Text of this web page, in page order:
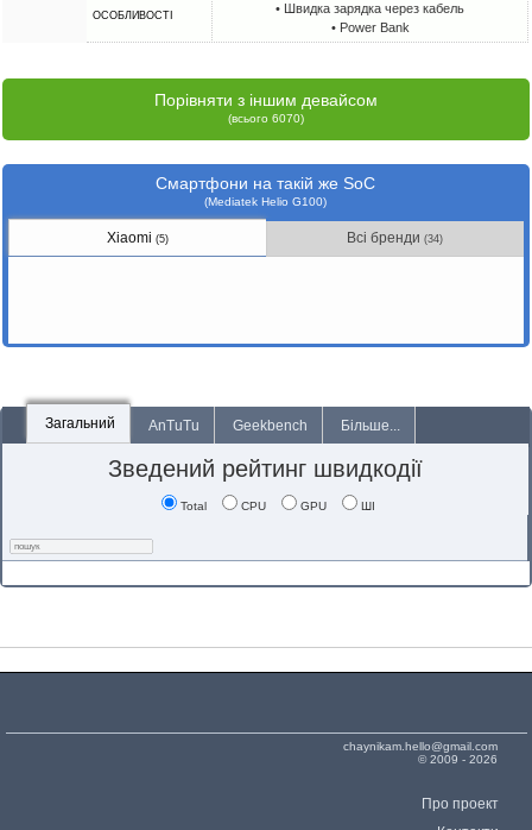
ОСОБЛИВОСТІ
• Швидка зарядка через кабель
• Power Bank
Порівняти з іншим девайсом
(всього 6070)
Смартфони на такій же SoC
(Mediatek Helio G100)
Xiaomi (5) Всі бренди(34)
Загальний AnTuTu Geekbench Більше...
Зведений рейтинг швидкодії
Total CPU GPU ШІ
chaynikam.hello@gmail.com
© 2009 - 2026
Про проект